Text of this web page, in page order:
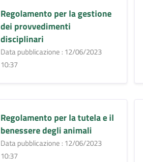
Regolamento per la gestione
dei provvedimenti
disciplinari
Data pubblicazione : 12/06/2023
10:37
Regolamento per la tutela e il
benessere degli animali
Data pubblicazione : 12/06/2023
10:37